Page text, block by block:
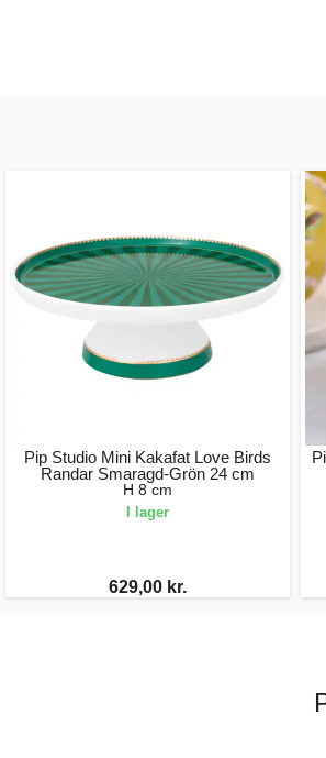
Pip Studio Mini Kakafat Love Birds
Randar Smaragd-Grön 24 cm
H 8 cm
I lager
629,00 kr.